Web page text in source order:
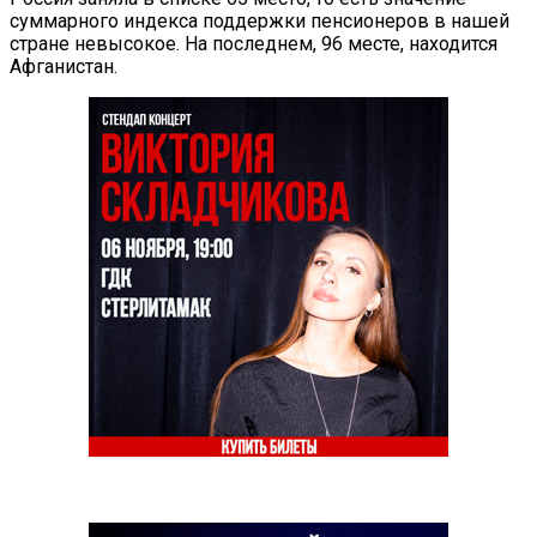
суммарного индекса поддержки пенсионеров в нашей
стране невысокое. На последнем, 96 месте, находится
Афганистан.